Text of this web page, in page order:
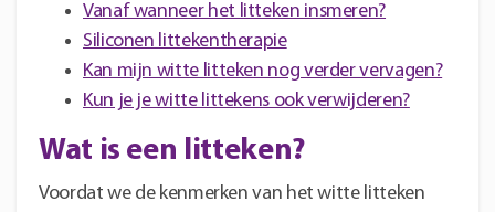
Vanaf wanneer het litteken insmeren?
Siliconen littekentherapie
Kan mijn witte litteken nog verder vervagen?
Kun je je witte littekens ook verwijderen?
Wat is een litteken?
Voordat we de kenmerken van het witte litteken